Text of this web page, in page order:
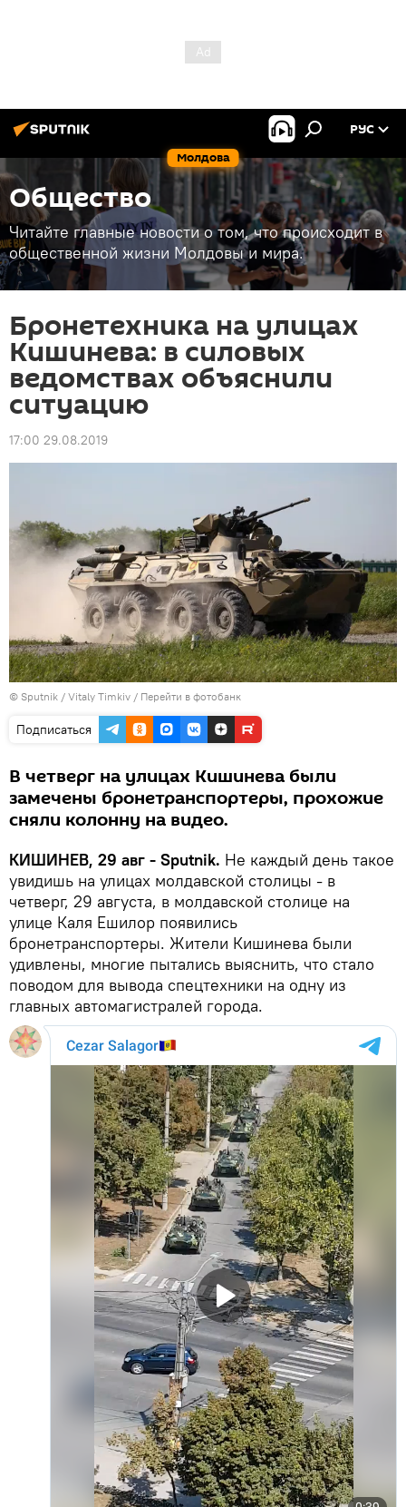
Молдова
РУС
Общество
Читайте главные новости о том, что происходит в
общественной жизни Молдовы и мира.
Бронетехника на улицах
Кишинева: в силовых
ведомствах объяснили
ситуацию
17:00 29.08.2019
© Sputnik / Vitaly Timkiv / Перейти в фотобанк
Подписаться
В четверг на улицах Кишинева были
замечены бронетранспортеры, прохожие
сняли колонну на видео.
КИШИНЕВ, 29 авг - Sputnik. Не каждый день такое
увидишь на улицах молдавской столицы - в
четверг, 29 августа, в молдавской столице на
улице Каля Ешилор появились
бронетранспортеры. Жители Кишинева были
удивлены, многие пытались выяснить, что стало
поводом для вывода спецтехники на одну из
главных автомагистралей города.